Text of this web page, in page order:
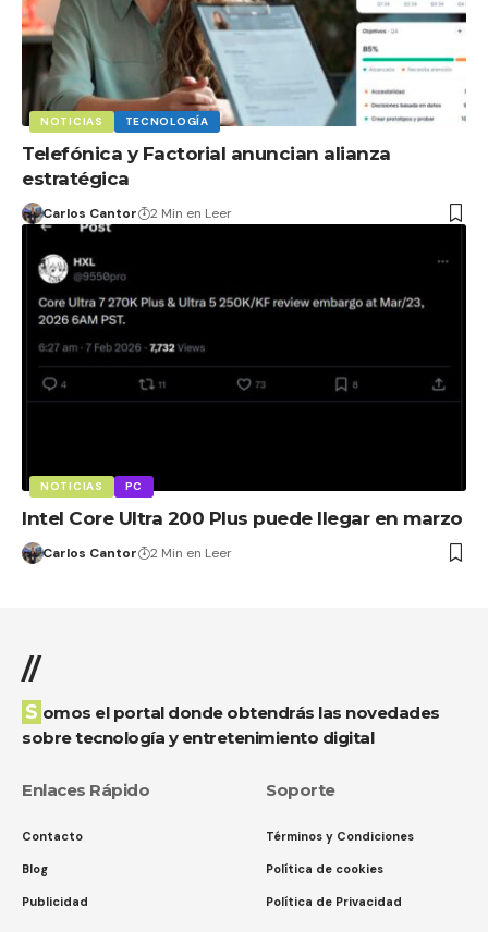
NOTICIAS TECNOLOGÍA
Telefónica y Factorial anuncian alianza
estratégica
Carlos Cantor 2 Min en Leer
NOTICIAS PC
Intel Core Ultra 200 Plus puede llegar en marzo
Carlos Cantor 2 Min en Leer
//
Somos el portal donde obtendrás las novedades
sobre tecnología y entretenimiento digital
Enlaces Rápido
Contacto
Blog
Publicidad
Soporte
Términos y Condiciones
Política de cookies
Política de Privacidad